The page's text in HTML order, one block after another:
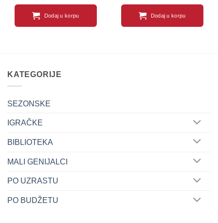
Dodaj u korpu Dodaj u korpu
KATEGORIJE
SEZONSKE
IGRAČKE
BIBLIOTEKA
MALI GENIJALCI
PO UZRASTU
PO BUDŽETU